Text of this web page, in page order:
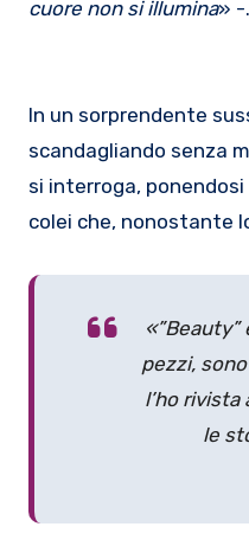
cuore non si illumina» -.
In un sorprendente
scandagliando senza
si interroga,
colei che, nonostante
pezzi,
l’ho rivista
le